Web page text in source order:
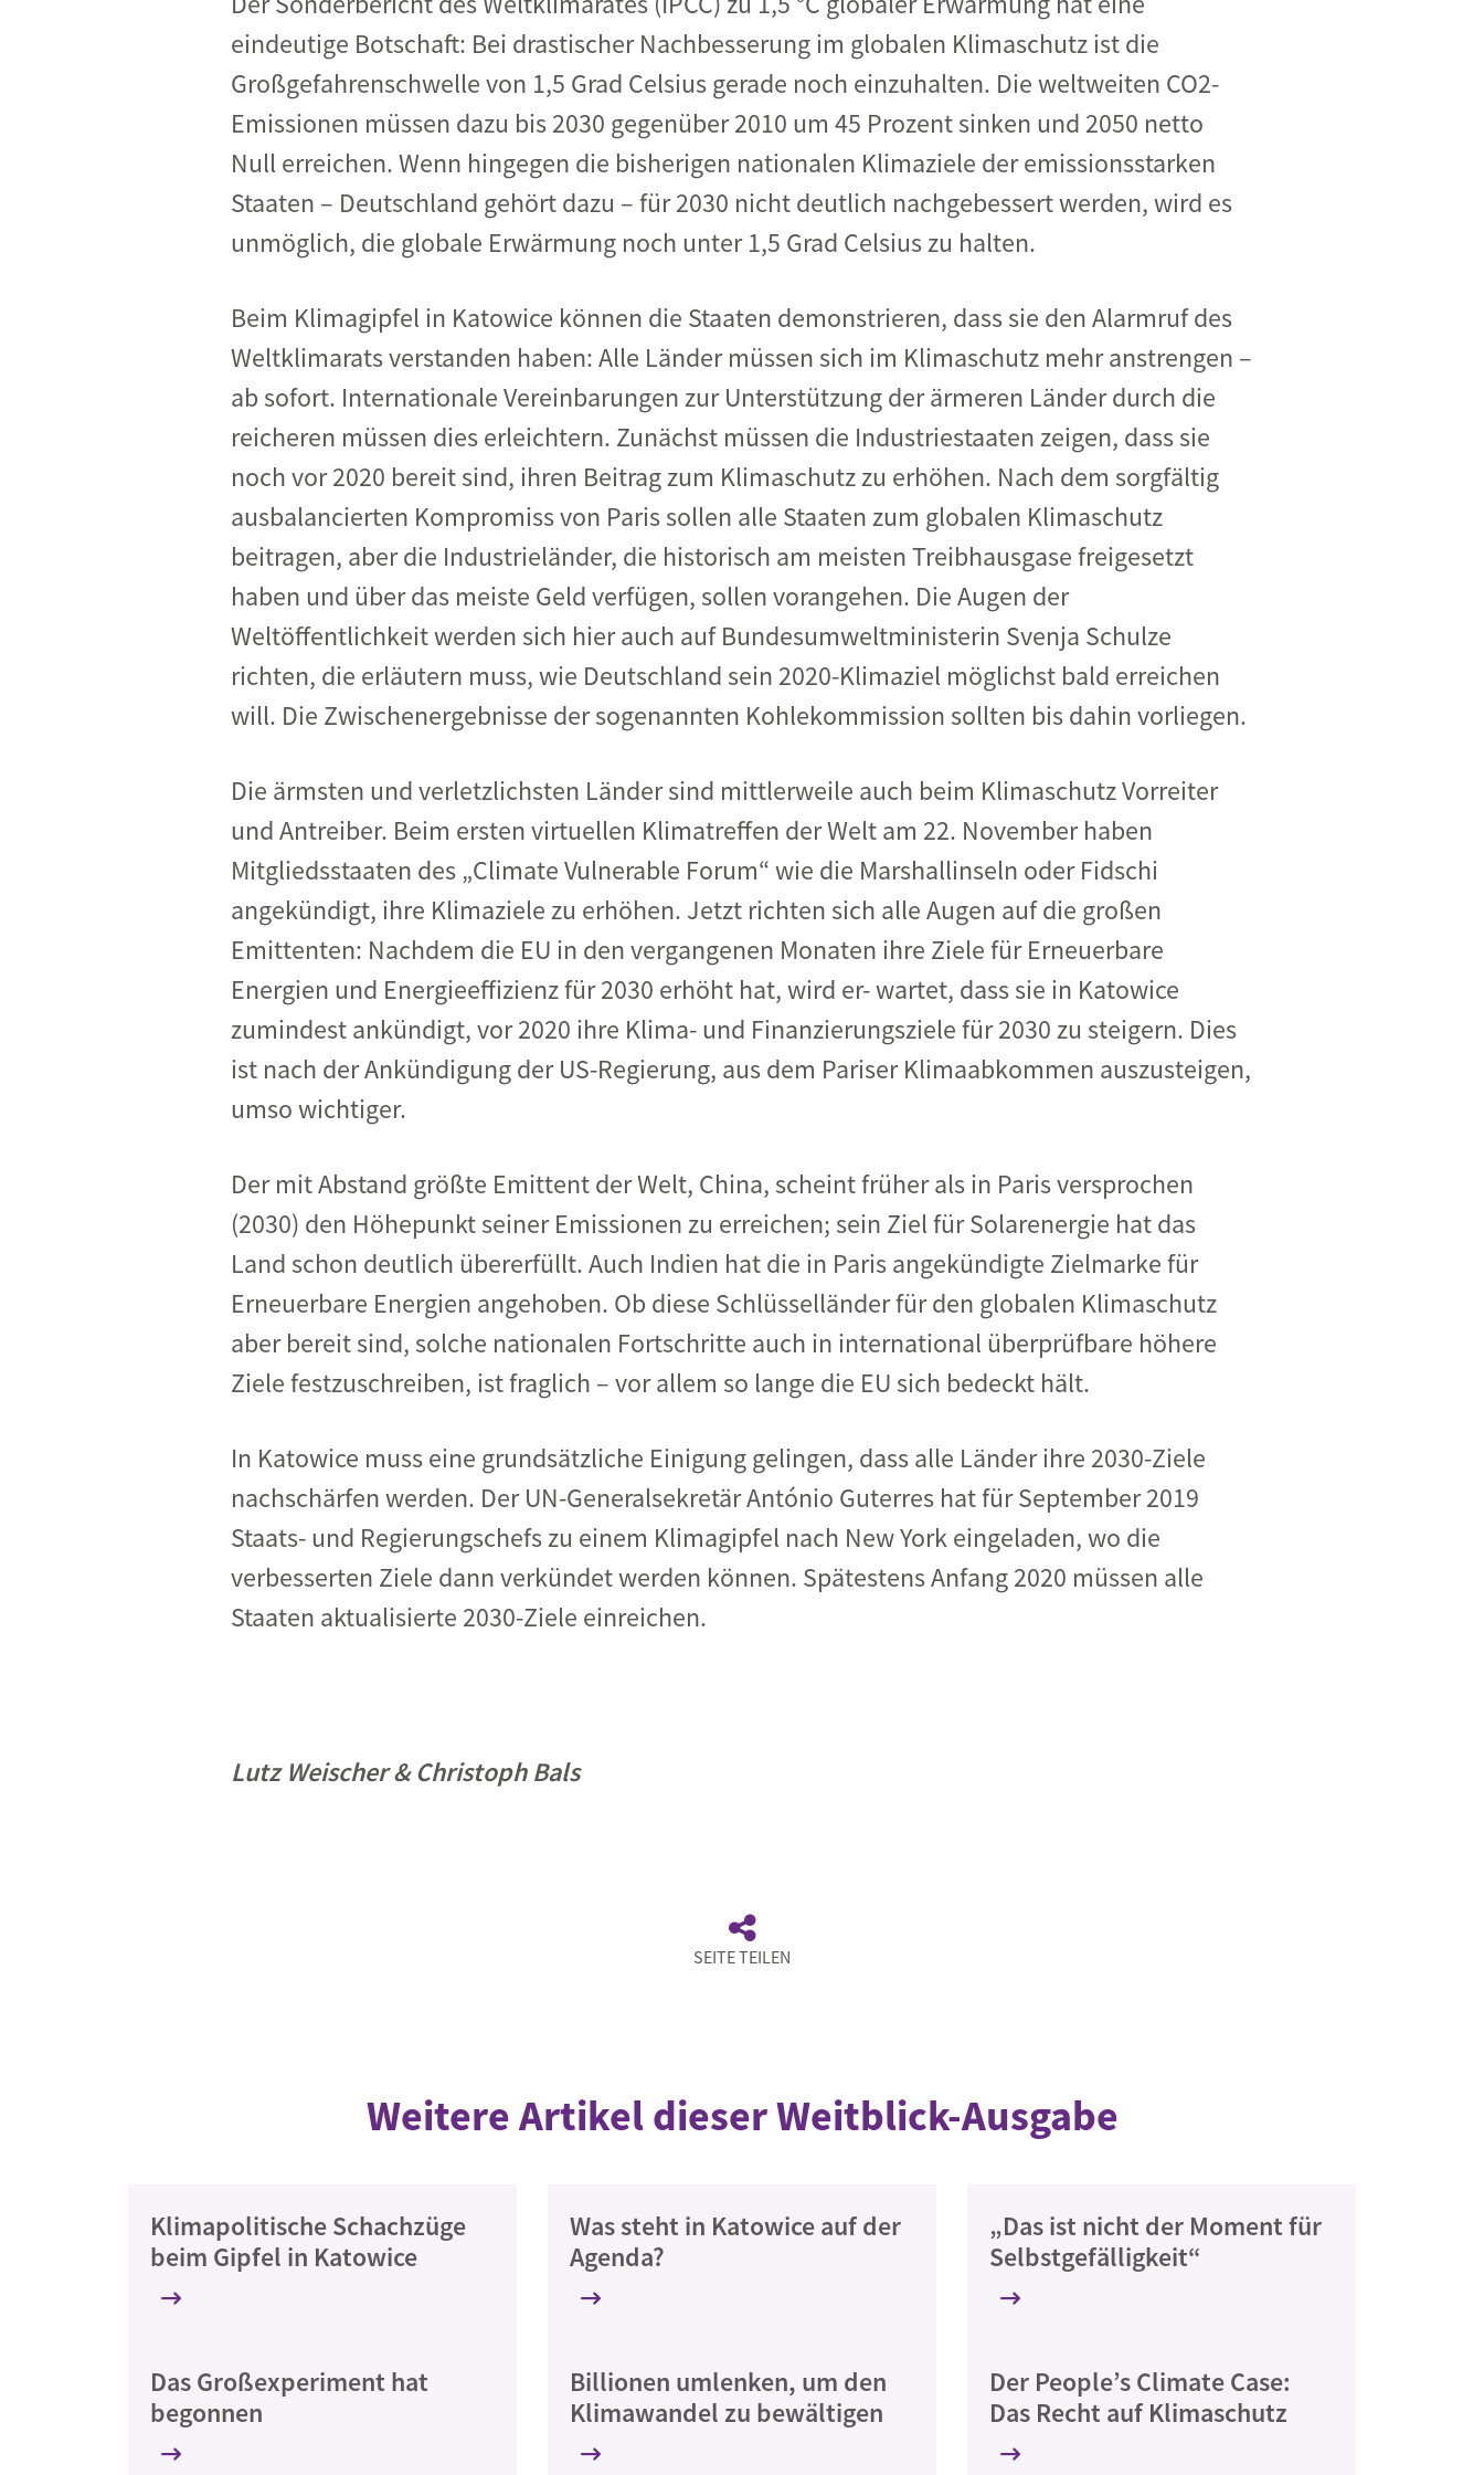
Industrietransformation
Klimafinanzierung
Wirtschaft, Finanzen & Handel
Sustainable Finance
Unternehmensverantwortung
Globaler Handel
Begegnung und Dialog
Bildungsmaterialien
Zukunftsfähige Digitalisierung
Klima- und Umweltklagen
Die Klimaklage: Saúl vs. RWE
eindeutige Botschaft: Bei drastischer Nachbesserung im globalen Klimaschutz ist die
Großgefahrenschwelle von 1,5 Grad Celsius gerade noch einzuhalten. Die weltweiten CO2-
Emissionen müssen dazu bis 2030 gegenüber 2010 um 45 Prozent sinken und 2050 netto
Null erreichen. Wenn hingegen die bisherigen nationalen Klimaziele der emissionsstarken
Staaten – Deutschland gehört dazu – für 2030 nicht deutlich nachgebessert werden, wird es
unmöglich, die globale Erwärmung noch unter 1,5 Grad Celsius zu halten.
Beim Klimagipfel in Katowice können die Staaten demonstrieren, dass sie den Alarmruf des
Weltklimarats verstanden haben: Alle Länder müssen sich im Klimaschutz mehr anstrengen –
ab sofort. Internationale Vereinbarungen zur Unterstützung der ärmeren Länder durch die
reicheren müssen dies erleichtern. Zunächst müssen die Industriestaaten zeigen, dass sie
noch vor 2020 bereit sind, ihren Beitrag zum Klimaschutz zu erhöhen. Nach dem sorgfältig
ausbalancierten Kompromiss von Paris sollen alle Staaten zum globalen Klimaschutz
beitragen, aber die Industrieländer, die historisch am meisten Treibhausgase freigesetzt
haben und über das meiste Geld verfügen, sollen vorangehen. Die Augen der
Weltöffentlichkeit werden sich hier auch auf Bundesumweltministerin Svenja Schulze
richten, die erläutern muss, wie Deutschland sein 2020-Klimaziel möglichst bald erreichen
will. Die Zwischenergebnisse der sogenannten Kohlekommission sollten bis dahin vorliegen.
Die ärmsten und verletzlichsten Länder sind mittlerweile auch beim Klimaschutz Vorreiter
und Antreiber. Beim ersten virtuellen Klimatreffen der Welt am 22. November haben
Mitgliedsstaaten des „Climate Vulnerable Forum“ wie die Marshallinseln oder Fidschi
angekündigt, ihre Klimaziele zu erhöhen. Jetzt richten sich alle Augen auf die großen
Emittenten: Nachdem die EU in den vergangenen Monaten ihre Ziele für Erneuerbare
Energien und Energieeffizienz für 2030 erhöht hat, wird er- wartet, dass sie in Katowice
zumindest ankündigt, vor 2020 ihre Klima- und Finanzierungsziele für 2030 zu steigern. Dies
ist nach der Ankündigung der US-Regierung, aus dem Pariser Klimaabkommen auszusteigen,
umso wichtiger.
Der mit Abstand größte Emittent der Welt, China, scheint früher als in Paris versprochen
(2030) den Höhepunkt seiner Emissionen zu erreichen; sein Ziel für Solarenergie hat das
Land schon deutlich übererfüllt. Auch Indien hat die in Paris angekündigte Zielmarke für
Erneuerbare Energien angehoben. Ob diese Schlüsselländer für den globalen Klimaschutz
aber bereit sind, solche nationalen Fortschritte auch in international überprüfbare höhere
Ziele festzuschreiben, ist fraglich – vor allem so lange die EU sich bedeckt hält.
In Katowice muss eine grundsätzliche Einigung gelingen, dass alle Länder ihre 2030-Ziele
nachschärfen werden. Der UN-Generalsekretär António Guterres hat für September 2019
Staats- und Regierungschefs zu einem Klimagipfel nach New York eingeladen, wo die
verbesserten Ziele dann verkündet werden können. Spätestens Anfang 2020 müssen alle
Staaten aktualisierte 2030-Ziele einreichen.
Lutz Weischer & Christoph Bals
SEITE TEILEN
Weitere Artikel dieser Weitblick-Ausgabe
Klimapolitische Schachzüge
beim Gipfel in Katowice
Was steht in Katowice auf der
Agenda?
„Das ist nicht der Moment für
Selbstgefälligkeit“
Das Großexperiment hat
begonnen
Billionen umlenken, um den
Klimawandel zu bewältigen
Der People’s Climate Case:
Das Recht auf Klimaschutz